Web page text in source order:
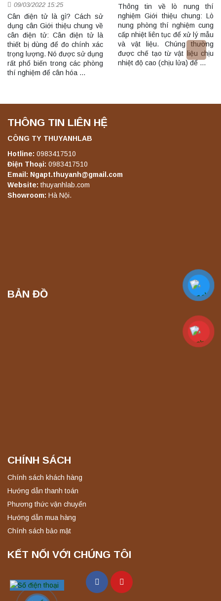
09/03/2022 15:25
Cân điện tử là gì? Cách sử
dụng cân Giới thiệu chung về
cân điện tử: Cân điện tử là
thiết bị dùng để đo chính xác
trọng lượng. Nó được sử dụng
rất phổ biến trong các phòng
thí nghiệm để cân hóa …
Thông tin về lò nung thí
nghiệm Giới thiệu chung: Lò
nung phòng thí nghiệm cung
cấp nhiệt liên tục để xử lý mẫu
và vật liệu. Chúng thường
được chế tạo từ vật liệu chịu
nhiệt độ cao (chịu lửa) để …
THÔNG TIN LIÊN HỆ
CÔNG TY THUYANHLAB
Hotline: 0983417510
Điện Thoại: 0983417510
Email: Ngapt.thuyanh@gmail.com
Website: thuyanhlab.com
Showroom: Hà Nội.
BẢN ĐỒ
CHÍNH SÁCH
Chính sách khách hàng
Hướng dẫn thanh toán
Phương thức vận chuyển
Hướng dẫn mua hàng
Chính sách bảo mật
KẾT NỐI VỚI CHÚNG TÔI